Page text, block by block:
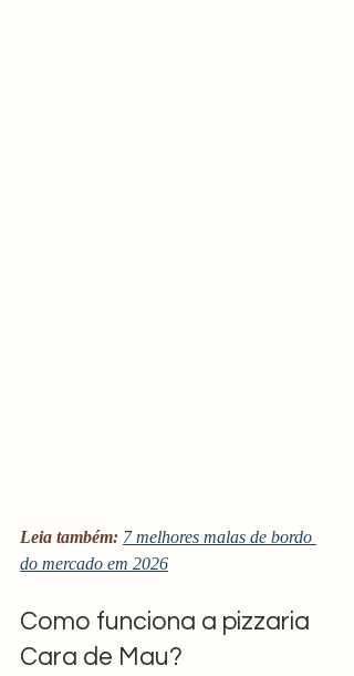
Leia também: 7 melhores malas de bordo
do mercado em 2026
Como funciona a pizzaria
Cara de Mau?